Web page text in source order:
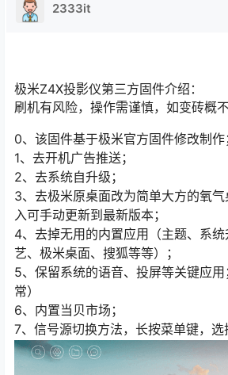
2333it
极米Z4X投影仪第三方固件介绍：
刷机有风险，操作需谨慎，如变砖概不
0、该固件基于极米官方固件修改制作
1、去开机广告推送；
2、去系统自升级；
3、去极米原桌面改为简单大方的氧
入可手动更新到最新版本；
4、去掉无用的内置应用（主题、系
艺、极米桌面、搜狐等等）；
5、保留系统的语音、投屏等关键应
常）
6、内置当贝市场；
7、信号源切换方法，长按菜单键，选